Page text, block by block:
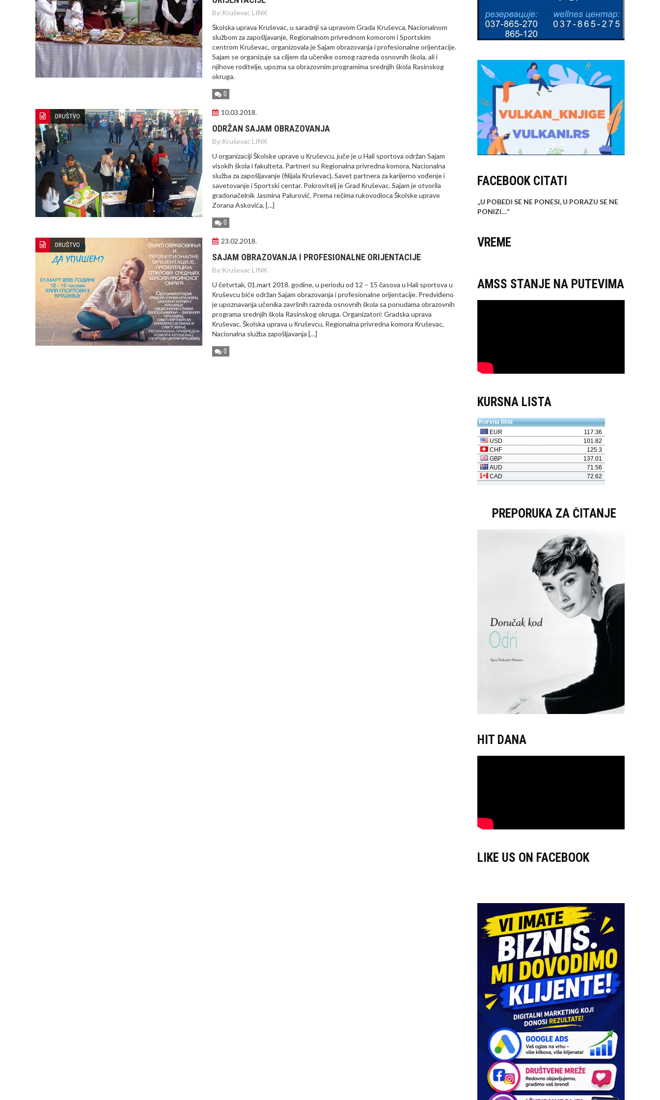
By:Kruševac LINK
Školska uprava Kruševac, u saradnji sa upravom Grada Kruševca, Nacionalnom
službom za zapošljavanje, Regionalnom privrednom komorom i Sportskim
centrom Kruševac, organizovala je Sajam obrazovanja i profesionalne orijentacije.
Sajam se organizuje sa ciljem da učenike osmog razreda osnovnih škola, ali i
njihove roditelje, upozna sa obrazovnim programima srednjih škola Rasinskog
okruga.
0
DRUŠTVO 10.03.2018.
ODRŽAN SAJAM OBRAZOVANJA
By:Kruševac LINK
U organizaciji Školske uprave u Кruševcu, juče je u Hali sportova održan Sajam
visokih škola i fakulteta. Partneri su Regionalna privredna komora, Nacionalna
služba za zapošljavanje (filijala Кruševac), Savet partnera za karijerno vođenje i
savetovanje i Sportski centar. Pokrovitelj je Grad Кruševac. Sajam je otvorila
gradonačelnik Jasmina Palurović. Prema rečima rukovodioca Školske uprave
Zorana Askovića, […]
0
DRUŠTVO 23.02.2018.
SAJAM OBRAZOVANJA I PROFESIONALNE ORIJENTACIJE
By:Kruševac LINK
U četvrtak, 01.mart 2018. godine, u periodu od 12 – 15 časova u Hali sportova u
Кruševcu biće održan Sajam obrazovanja i profesionalne orijentacije. Predviđeno
je upoznavanja učenika završnih razreda osnovnih škola sa ponudama obrazovnih
programa srednjih škola Rasinskog okruga. Organizatori: Gradska uprava
Кruševac, Školska uprava u Кruševcu, Regionalna privredna komora Кruševac,
Nacionalna služba zapošljavanja […]
0
FACEBOOK CITATI
„U POBEDI SE NE PONESI, U PORAZU SE NE
PONIZI…“
VREME
AMSS STANJE NA PUTEVIMA
KURSNA LISTA
PREPORUKA ZA ČITANJE
HIT DANA
LIKE US ON FACEBOOK